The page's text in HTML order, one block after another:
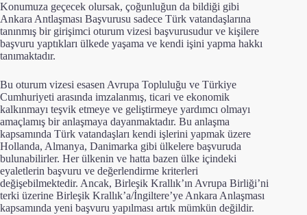
Konumuza geçecek olursak, çoğunluğun da bildiği gibi
Ankara Antlaşması Başvurusu sadece Türk vatandaşlarına
tanınmış bir girişimci oturum vizesi başvurusudur ve kişilere
başvuru yaptıkları ülkede yaşama ve kendi işini yapma hakkı
tanımaktadır.
Bu oturum vizesi esasen Avrupa Topluluğu ve Türkiye
Cumhuriyeti arasında imzalanmış, ticari ve ekonomik
kalkınmayı teşvik etmeye ve geliştirmeye yardımcı olmayı
amaçlamış bir anlaşmaya dayanmaktadır. Bu anlaşma
kapsamında Türk vatandaşları kendi işlerini yapmak üzere
Hollanda, Almanya, Danimarka gibi ülkelere başvuruda
bulunabilirler. Her ülkenin ve hatta bazen ülke içindeki
eyaletlerin başvuru ve değerlendirme kriterleri
değişebilmektedir. Ancak, Birleşik Krallık’ın Avrupa Birliği’ni
terki üzerine Birleşik Krallık’a/İngiltere’ye Ankara Anlaşması
kapsamında yeni başvuru yapılması artık mümkün değildir.